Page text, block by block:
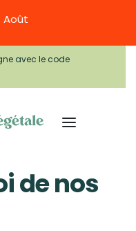
Août
avec le code
de nos